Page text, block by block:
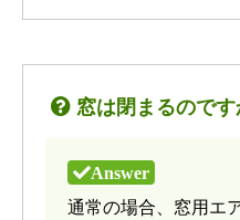
窓は閉まるのです
通常の場合、窓用エ